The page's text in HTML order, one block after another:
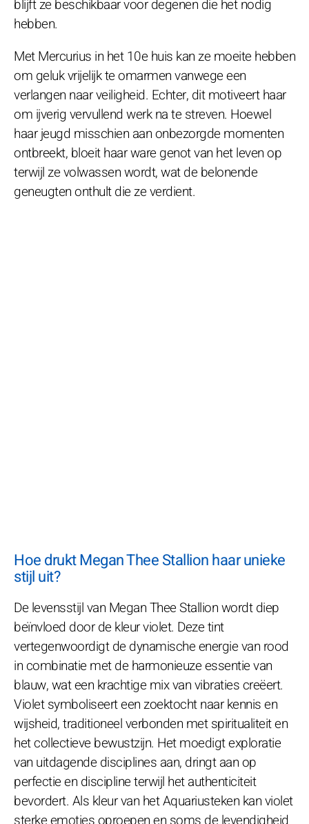
blijft ze beschikbaar voor degenen die het nodig
hebben.
Met Mercurius in het 10e huis kan ze moeite hebben
om geluk vrijelijk te omarmen vanwege een
verlangen naar veiligheid. Echter, dit motiveert haar
om ijverig vervullend werk na te streven. Hoewel
haar jeugd misschien aan onbezorgde momenten
ontbreekt, bloeit haar ware genot van het leven op
terwijl ze volwassen wordt, wat de belonende
geneugten onthult die ze verdient.
Hoe drukt Megan Thee Stallion haar unieke
stijl uit?
De levensstijl van Megan Thee Stallion wordt diep
beïnvloed door de kleur violet. Deze tint
vertegenwoordigt de dynamische energie van rood
in combinatie met de harmonieuze essentie van
blauw, wat een krachtige mix van vibraties creëert.
Violet symboliseert een zoektocht naar kennis en
wijsheid, traditioneel verbonden met spiritualiteit en
het collectieve bewustzijn. Het moedigt exploratie
van uitdagende disciplines aan, dringt aan op
perfectie en discipline terwijl het authenticiteit
bevordert. Als kleur van het Aquariusteken kan violet